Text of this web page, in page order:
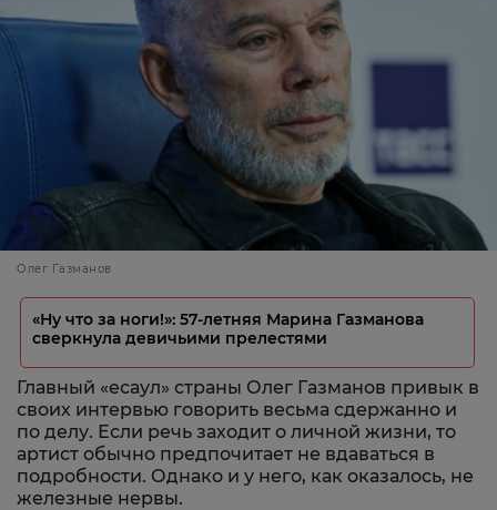
Олег Газманов
«Ну что за ноги!»: 57-летняя Марина Газманова
сверкнула девичьими прелестями
Главный «есаул» страны Олег Газманов привык в
своих интервью говорить весьма сдержанно и
по делу. Если речь заходит о личной жизни, то
артист обычно предпочитает не вдаваться в
подробности. Однако и у него, как оказалось, не
железные нервы.